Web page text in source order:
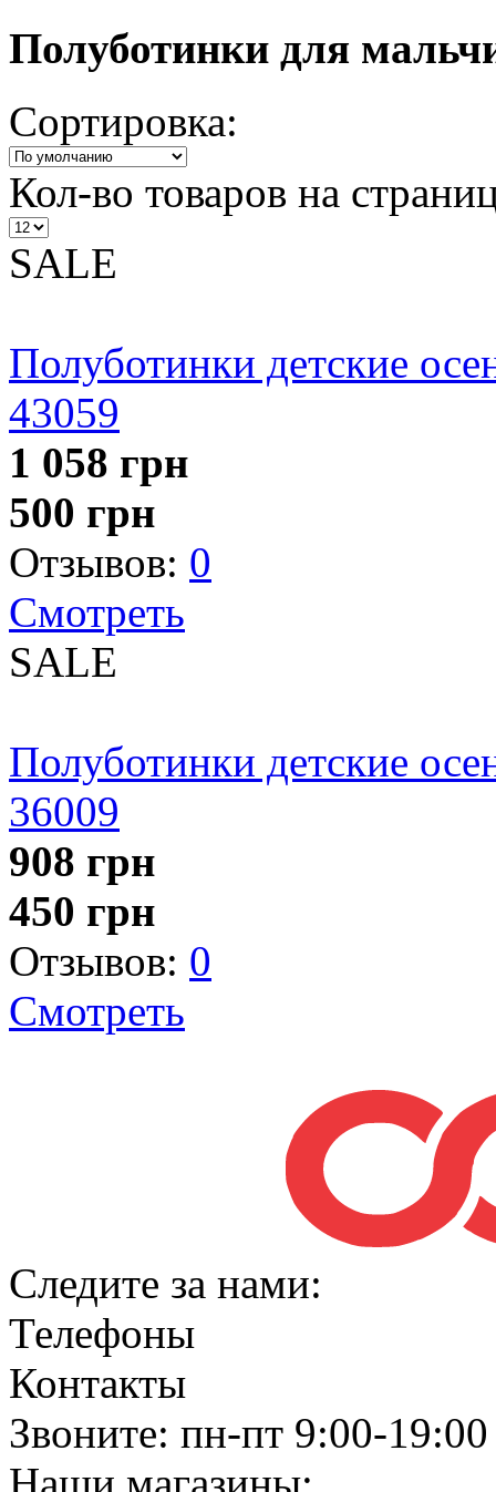
Полуботинки для
Сортировка:
Кол-во товаров на
SALE
Полуботинки детские
43059
1 058 грн
500 грн
Отзывов: 0
Смотреть
SALE
Полуботинки детские
36009
908 грн
450 грн
Отзывов: 0
Смотреть
Следите за нами:
Телефоны
Контакты
Звоните: пн-пт 9:00-19:00
Наши магазины: